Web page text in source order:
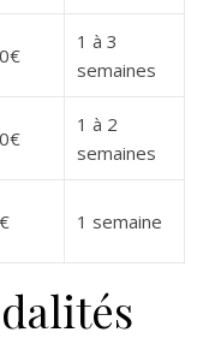
1 à 3
semaines
1 à 2
semaines
1 semaine